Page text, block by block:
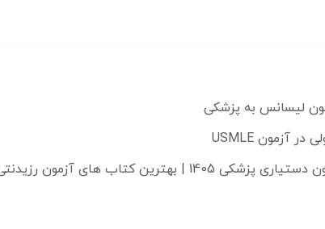
لیسانس به پزشکی
بهترین کتاب های آزمون رزیدنتی 2025